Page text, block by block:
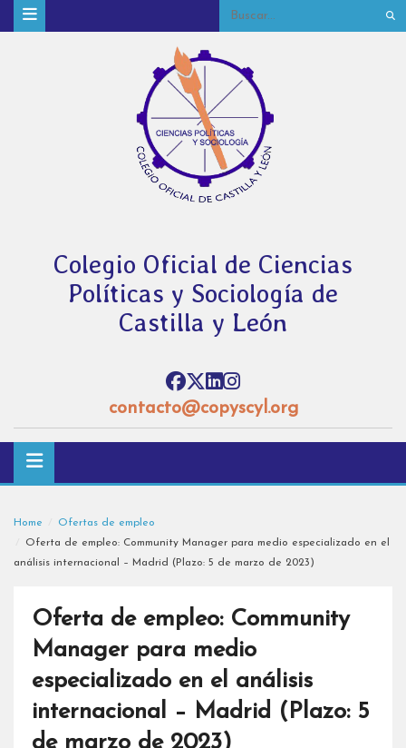
Colegio Oficial de Ciencias
Políticas y Sociología de
Castilla y León
contacto@copyscyl.org
Home
Ofertas de empleo
Oferta de empleo: Community Manager para medio especializado en el
análisis internacional – Madrid (Plazo: 5 de marzo de 2023)
Oferta de empleo: Community
Manager para medio
especializado en el análisis
internacional – Madrid (Plazo: 5
de marzo de 2023)